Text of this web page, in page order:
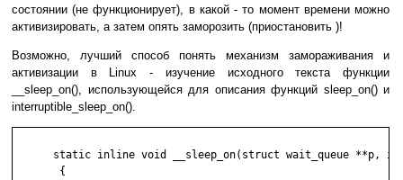
состоянии (не функционирует), в какой - то момент времени можно
активизировать, а затем опять заморозить (приостановить )!
Возможно, лучший способ понять механизм замораживания и
активизации в Linux - изучение исходного текста функции
__sleep_on(), использующейся для описания функций sleep_on() и
interruptible_sleep_on().
static inline void __sleep_on(struct wait_queue **p,
       {